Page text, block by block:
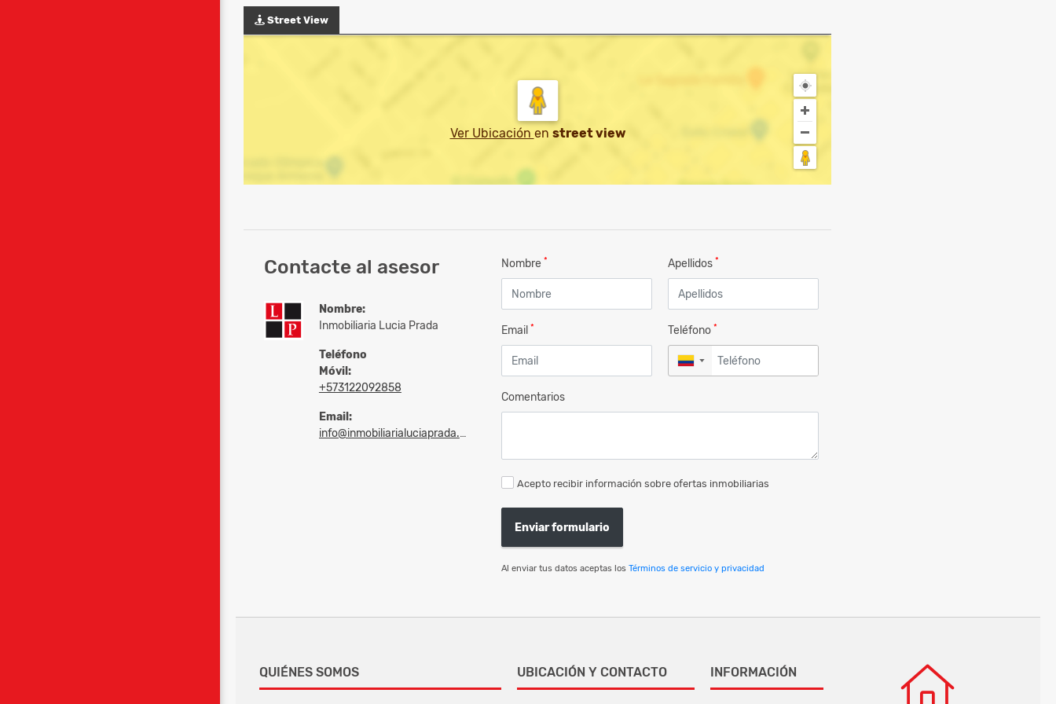
Street View
Ver Ubicación en street view
Contacte al asesor
Nombre:
Inmobiliaria Lucia Prada
Teléfono
Móvil:
+573122092858
Email:
info@inmobiliarialuciaprada.com
Nombre * Apellidos *
Email * Teléfono *
▼
Comentarios
Acepto recibir información sobre ofertas inmobiliarias
Enviar formulario
Al enviar tus datos aceptas los Términos de servicio y privacidad
QUIÉNES SOMOS UBICACIÓN Y CONTACTO INFORMACIÓN